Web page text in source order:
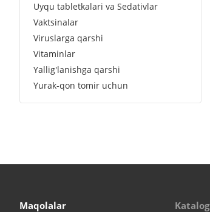
Uyqu tabletkalari va Sedativlar
Vaktsinalar
Viruslarga qarshi
Vitaminlar
Yallig'lanishga qarshi
Yurak-qon tomir uchun
Maqolalar Katalog